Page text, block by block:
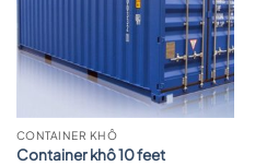
CONTAINER KHÔ
Container khô 10 feet